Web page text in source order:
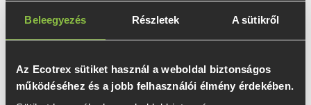
Beleegyezés Részletek A sütikről
Az Ecotrex sütiket használ a weboldal biztonságos
működéséhez és a jobb felhasználói élmény érdekében.
letiltására. Ezeket a beállításokat a böngésződ
saját menürendszerében találod meg.
A sütik letiltása esetén előfordulhat, hogy a
weboldal egyes funkciói nem működnek